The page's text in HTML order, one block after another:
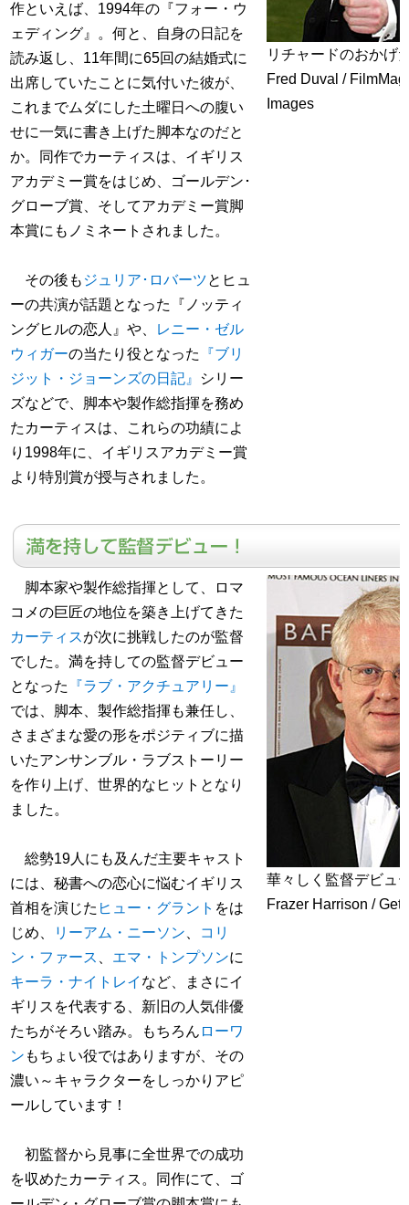
作といえば、1994年の『フォー・ウ
ェディング』。何と、自身の日記を
読み返し、11年間に65回の結婚式に
出席していたことに気付いた彼が、
これまでムダにした土曜日への腹い
せに一気に書き上げた脚本なのだと
か。同作でカーティスは、イギリス
アカデミー賞をはじめ、ゴールデン･
グローブ賞、そしてアカデミー賞脚
本賞にもノミネートされました。
その後も ジュリア･ロバーツとヒュ
ーの共演が話題となった『ノッティ
ングヒルの恋人』や、
レニー・ゼル
ウィガーの当たり役となった
『ブリ
ジット・ジョーンズの日記』
シリー
ズなどで、脚本や製作総指揮を務め
たカーティスは、これらの功績によ
り1998年に、イギリスアカデミー賞
より特別賞が授与されました。
リチャードのおかげ
Fred Duval /
Images
脚本家や製作総指揮として、ロマ
コメの巨匠の地位を築き上げてきた
カーティスが次に挑戦したのが監督
でした。満を持しての監督デビュー
となった
『ラブ・アクチュアリー』
では、脚本、製作総指揮も兼任し、
さまざまな愛の形をポジティブに描
いたアンサンブル・ラブストーリー
を作り上げ、世界的なヒットとなり
ました。
総勢19人にも及んだ主要キャスト
には、秘書への恋心に悩むイギリス
首相を演じた ヒュー・グラント をは
じめ、
リーアム・ニーソン
コリ
ン・ファース
エマ・トンプソンに
キーラ・ナイトレイ など、まさにイ
ギリスを代表する、新旧の人気俳優
たちがそろい踏み。もちろん ローワ
ン もちょい役ではありますが、その
濃い～キャラクターをしっかりアピ
ールしています！
初監督から見事に全世界での成功
を収めたカーティス。同作にて、ゴ
華々しく監督デビュ
Frazer Harrison /